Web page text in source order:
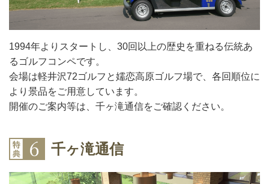
1994年よりスタートし、30回以上の歴史を重ねる伝統あ
るゴルフコンペです。
会場は軽井沢72ゴルフと嬬恋高原ゴルフ場で、各回順位に
より景品をご用意しています。
開催のご案内等は、千ヶ滝通信をご確認ください。
千ヶ滝通信